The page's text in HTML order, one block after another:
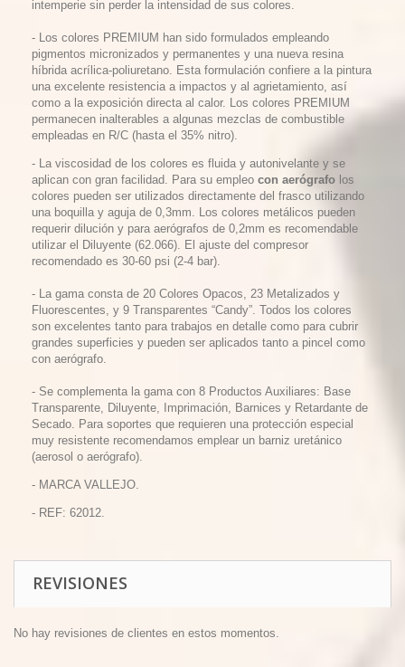
intemperie sin perder la intensidad de sus colores.
- Los colores PREMIUM han sido formulados empleando
pigmentos micronizados y permanentes y una nueva resina
híbrida acrílica-poliuretano. Esta formulación confiere a la pintura
una excelente resistencia a impactos y al agrietamiento, así
como a la exposición directa al calor. Los colores PREMIUM
permanecen inalterables a algunas mezclas de combustible
empleadas en R/C (hasta el 35% nitro).
- La viscosidad de los colores es fluida y autonivelante y se
aplican con gran facilidad. Para su empleo con aerógrafo los
colores pueden ser utilizados directamente del frasco utilizando
una boquilla y aguja de 0,3mm. Los colores metálicos pueden
requerir dilución y para aerógrafos de 0,2mm es recomendable
utilizar el Diluyente (62.066). El ajuste del compresor
recomendado es 30-60 psi (2-4 bar).
- La gama consta de 20 Colores Opacos, 23 Metalizados y
Fluorescentes, y 9 Transparentes “Candy”. Todos los colores
son excelentes tanto para trabajos en detalle como para cubrir
grandes superficies y pueden ser aplicados tanto a pincel como
con aerógrafo.
- Se complementa la gama con 8 Productos Auxiliares: Base
Transparente, Diluyente, Imprimación, Barnices y Retardante de
Secado. Para soportes que requieren una protección especial
muy resistente recomendamos emplear un barniz uretánico
(aerosol o aerógrafo).
- MARCA VALLEJO.
- REF: 62012.
REVISIONES
No hay revisiones de clientes en estos momentos.